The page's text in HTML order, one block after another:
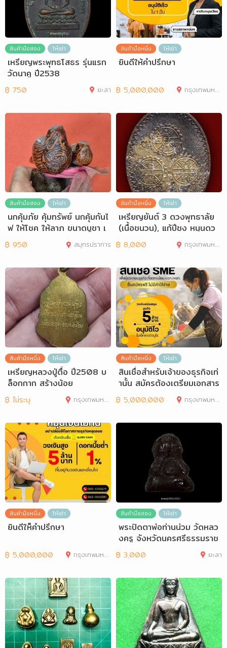
สินค้ามือสอง ให้เช่า
เหรียญพระพุทธโสธร รุ่นแรก
วัดนาคู ปี2538
฿ 750 ยะลา
สินค้ามือหนึ่ง ให้เช่า
ยินดีให้คำปรึกษา
฿ 5,000,000 กรุงเทพมหานคร
สินค้ามือสอง ให้เช่า
นกคุ้มภัย คุ้มทรัพย์ นกคุ้มกันไ
ฟ ให้โชค ให้ลาภ ขนาดบูชา เ
นื้
฿ 950 สมุทรปราการ
สินค้ามือหนึ่ง ให้เช่า
เหรียญยันต์ 3 ดวงพุทธาลัย
(เนื้อชนวน), แก้ปีชง หนุนดว
งชะตา
฿ 8,000 กรุงเทพมหานคร
สินค้ามือหนึ่ง ให้เช่า
เหรียญหลวงปู่ตื้อ ปี2508 บ
ล็อกกาก สร้างน้อย
฿ ไม่ระบุ กรุงเทพมหานคร
สินค้ามือหนึ่ง ให้เช่า
สินเชื่อสำหรับเจ้าของธุรกิจเท่
านั้น สมัครต้องเตรียมเอกสาร
อะ
฿ 5,000,000 กรุงเทพมหานคร
สินค้ามือหนึ่ง ให้เช่า
ยินดีให็คำปรึกษา
฿ 5,000,000 กรุงเทพมหานคร
สินค้ามือสอง ให้เช่า
พระปิดตาพ่อท่านน่วม วัดหลว
งครู จังหวัดนครศรีธรรมราช
ปี2517
฿ 3,000 ยะลา